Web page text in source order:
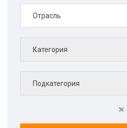
Отрасль
Категория
Подкатегория